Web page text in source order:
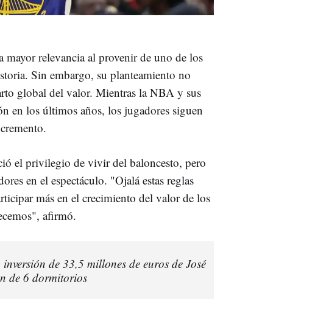
mayor relevancia al provenir de uno de los
Sin embargo, su planteamiento no
global del valor. Mientras la NBA y sus
en los últimos años, los jugadores siguen
el privilegio de vivir del baloncesto, pero
en el espectáculo. "Ojalá estas reglas
más en el crecimiento del valor de los
afirmó.
de 33,5 millones de euros de José
de 6 dormitorios